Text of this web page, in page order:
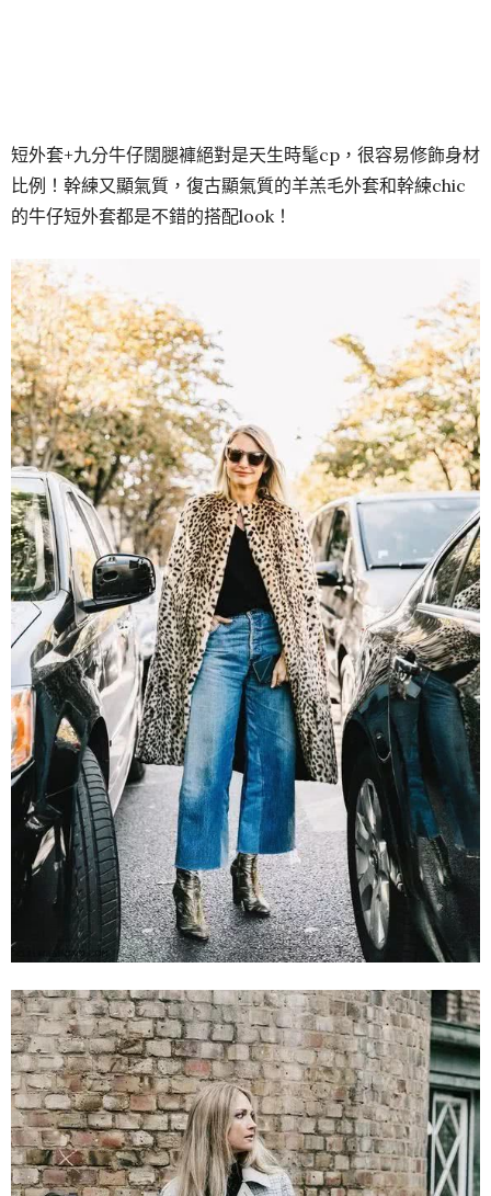
短外套+九分牛仔闊腿褲絕對是天生時髦cp，很容易修飾身材
比例！幹練又顯氣質，復古顯氣質的羊羔毛外套和幹練chic
的牛仔短外套都是不錯的搭配look！